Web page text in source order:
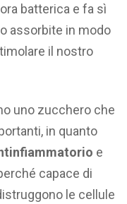
batterica e fa sì
assorbite in modo
il nostro
uno zucchero che
in quanto
e
capace di
le cellule